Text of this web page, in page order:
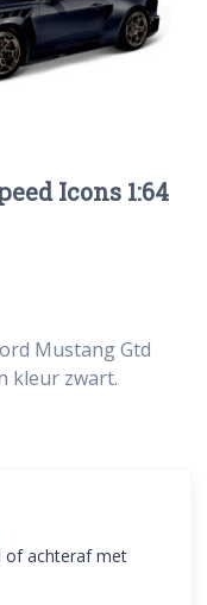
Icons 1:64
Mustang Gtd
kleur zwart.
of achteraf met